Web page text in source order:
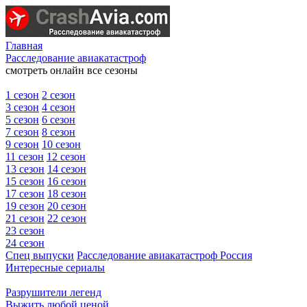
Главная
Расследование авиакатастроф
смотреть онлайн все сезоны
1 сезон 2 сезон
3 сезон 4 сезон
5 сезон 6 сезон
7 сезон 8 сезон
9 сезон 10 сезон
11 сезон 12 сезон
13 сезон 14 сезон
15 сезон 16 сезон
17 сезон 18 сезон
19 сезон 20 сезон
21 сезон 22 сезон
23 сезон
24 сезон
Спец выпуски Расследование авиакатастроф Россия
Интересные сериалы
Разрушители легенд
Выжить любой ценой